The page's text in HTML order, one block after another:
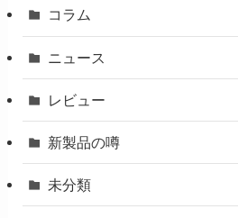
コラム
ニュース
レビュー
新製品の噂
未分類